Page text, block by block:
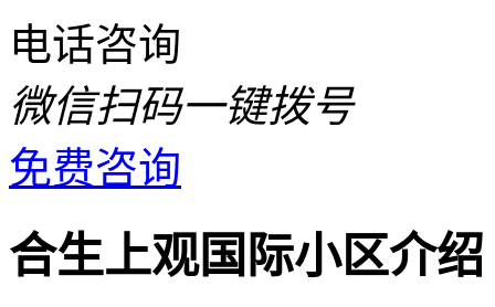
电话咨询
微信扫码一键拨号
免费咨询
合生上观国际小区介绍